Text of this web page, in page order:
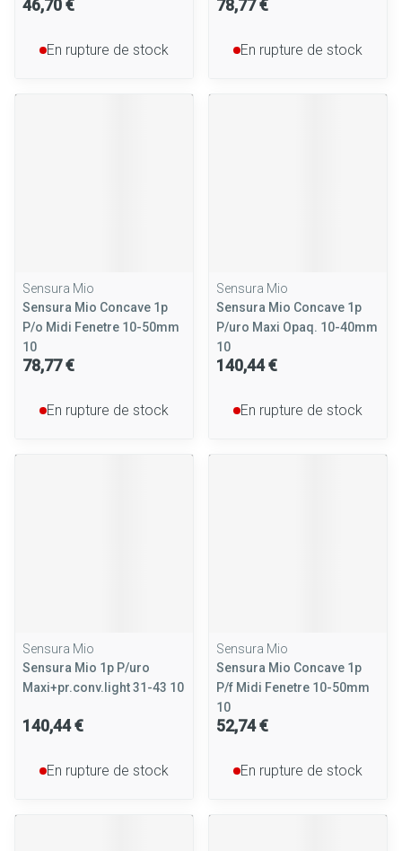
46,70 €
En rupture de stock
78,77 €
En rupture de stock
Sensura Mio
Sensura Mio Concave 1p
P/o Midi Fenetre 10-50mm
10
78,77 €
En rupture de stock
Sensura Mio
Sensura Mio Concave 1p
P/uro Maxi Opaq. 10-40mm
10
140,44 €
En rupture de stock
Sensura Mio
Sensura Mio 1p P/uro
Maxi+pr.conv.light 31-43 10
140,44 €
En rupture de stock
Sensura Mio
Sensura Mio Concave 1p
P/f Midi Fenetre 10-50mm
10
52,74 €
En rupture de stock